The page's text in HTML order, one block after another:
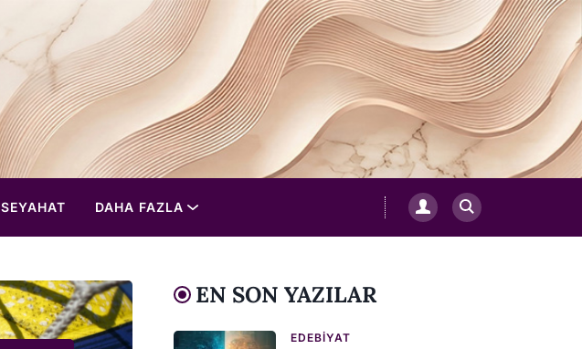
SEYAHAT DAHA FAZLA
EN SON YAZILAR
EDEBIYAT